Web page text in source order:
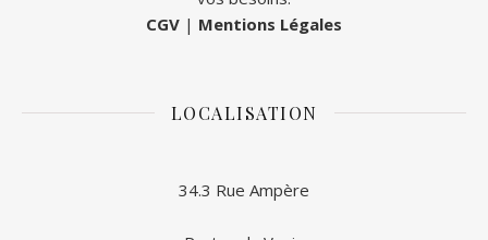
CGV | Mentions Légales
LOCALISATION
34.3 Rue Ampère